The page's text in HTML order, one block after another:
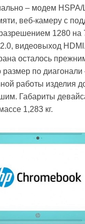
– модем HSPA/
веб-камеру с
1280 на
видеовыход
осталось
размер по
работы изделия
Габариты
1,283 кг.